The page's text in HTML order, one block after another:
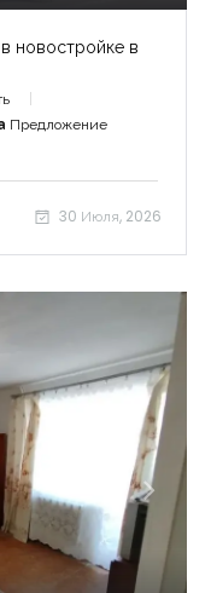
новостройке в
Предложение
30 Июля, 2026